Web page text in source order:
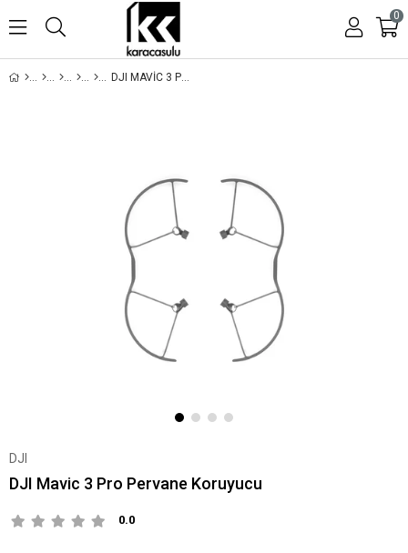
0
DJI MAVIC 3 PRO PERVANE KORUYUCU
DJI
DJI Mavic 3 Pro Pervane Koruyucu
0.0